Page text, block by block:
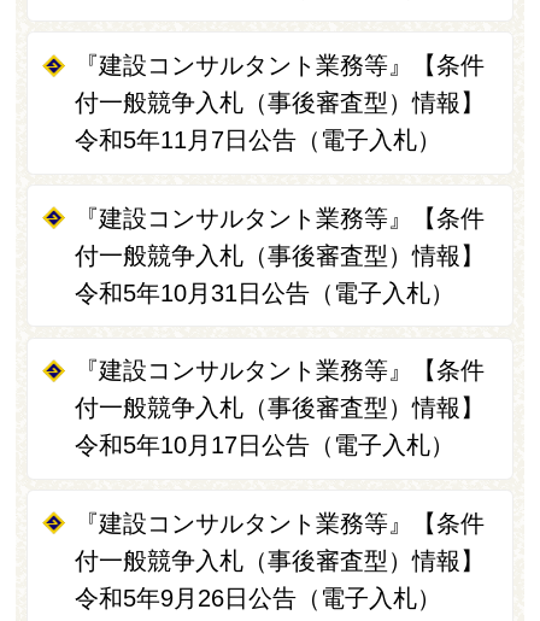
『建設コンサルタント業務等』【条件
付一般競争入札（事後審査型）情報】
令和5年11月7日公告（電子入札）
『建設コンサルタント業務等』【条件
付一般競争入札（事後審査型）情報】
令和5年10月31日公告（電子入札）
『建設コンサルタント業務等』【条件
付一般競争入札（事後審査型）情報】
令和5年10月17日公告（電子入札）
『建設コンサルタント業務等』【条件
付一般競争入札（事後審査型）情報】
令和5年9月26日公告（電子入札）